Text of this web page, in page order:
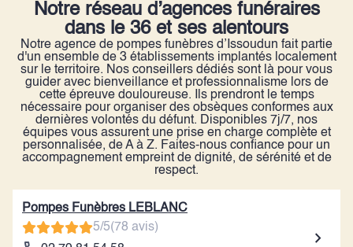
Notre réseau d’agences funéraires
dans le 36 et ses alentours
Notre agence de pompes funèbres d’Issoudun fait partie
d'un ensemble de 3 établissements implantés localement
sur le territoire. Nos conseillers dédiés sont là pour vous
guider avec bienveillance et professionnalisme lors de
cette épreuve douloureuse. Ils prendront le temps
nécessaire pour organiser des obsèques conformes aux
dernières volontés du défunt. Disponibles 7j/7, nos
équipes vous assurent une prise en charge complète et
personnalisée, de A à Z. Faites-nous confiance pour un
accompagnement empreint de dignité, de sérénité et de
respect.
Pompes Funèbres LEBLANC
5/5(78 avis)